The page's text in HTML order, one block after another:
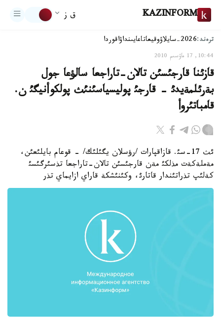
KAZINFORM ق ز
ترەند:2026-سايلاۋ وقيعاتاعايىنداۋاقوردا
10:44, 17 ماۋسىم 2010
قازئنا قارجئسئن تالان-تاراجعا سالؤعا جول
بةرئلمةيدئ - قارجئ پوليسياسئنئث پولكوأنيگئ ن.
قامباتئروأ
ئث 17-سئ. قازاقپارات /رؤسلان يگئلئك/ - قوعام بايلئعئن،
مةملةكةت مذلكئ مةن قارجئسئن تالان-تاراجعا تذسئرگئسئ
كةلئپ تذراتئندار قاتارئ، وكئنئشكة قاراي ازايماي تذر